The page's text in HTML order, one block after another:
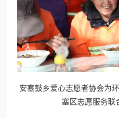
安塞鼓乡爱心志愿者协会为
塞区志愿服务联